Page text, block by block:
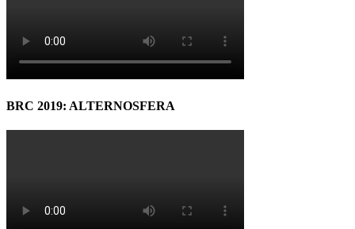
BRC 2019: ALTERNOSFERA